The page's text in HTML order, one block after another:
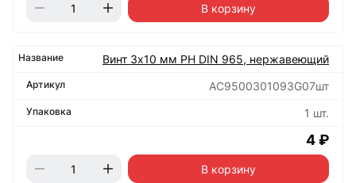
В корзину
Винт 3х10 мм РН DIN 965, нержавеющий
АС9500301093G07шт
1 шт.
4 ₽
В корзину